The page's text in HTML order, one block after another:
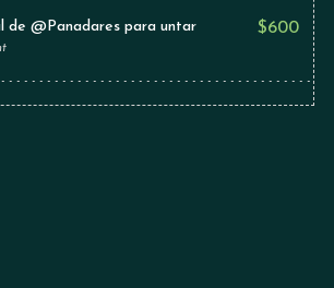
de @Panadares para untar $600